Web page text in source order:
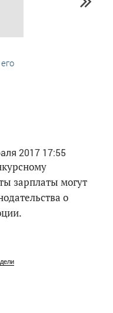
2017 17:55
зарплаты могут
о